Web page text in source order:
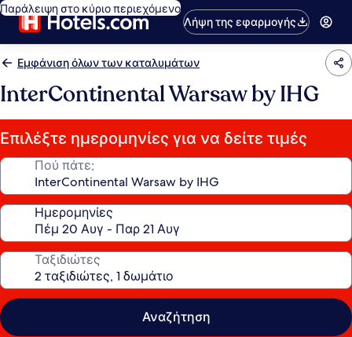
Παράλειψη στο κύριο περιεχόμενο
Λήψη της εφαρμογής
Εμφάνιση όλων των καταλυμάτων
InterContinental Warsaw by IHG
Επιλέξτε ημερομηνίες για να δείτε τιμές
Πού πάτε;
Ημερομηνίες
Ταξιδιώτες
Αναζήτηση